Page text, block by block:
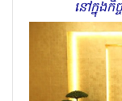
នៅក្នុងកិ